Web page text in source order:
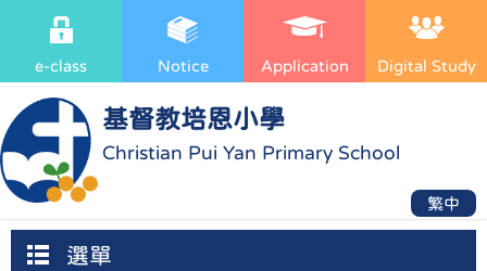
基督教培恩小學
Christian Pui Yan Primary School
e-class Notice Application Digital Study
繁中
選單